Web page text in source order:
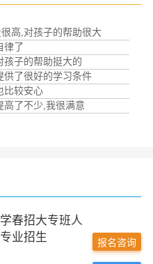
高,对孩子的帮助很大
律了
孩子的帮助挺大的
供了很好的学习条件
比较安心
高了不少,我很满意
春招大专班人
业招生
报名咨询